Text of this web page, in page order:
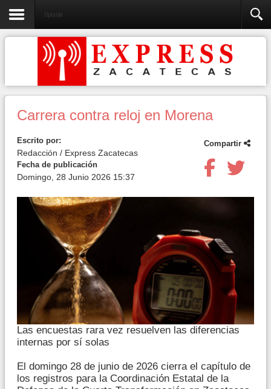
Opinión
Carrera contra reloj en Morena
Escrito por: Compartir
Redacción / Express Zacatecas
Fecha de publicación
Domingo, 28 Junio 2026 15:37
Las encuestas rara vez resuelven las diferencias
internas por sí solas
El domingo 28 de junio de 2026 cierra el capítulo de
los registros para la Coordinación Estatal de la